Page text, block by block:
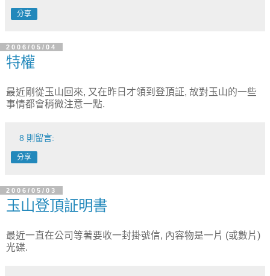
分享
2006/05/04
特權
最近剛從玉山回來, 又在昨日才領到登頂証, 故對玉山的一些
事情都會稍微注意一點.
8 則留言:
分享
2006/05/03
玉山登頂証明書
最近一直在公司等著要收一封掛號信, 內容物是一片 (或數片)
光碟.